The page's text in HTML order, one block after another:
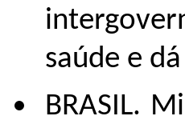
saúde e
BRASIL.